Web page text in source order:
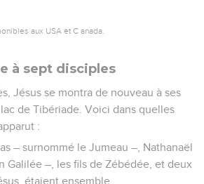
aux USA et C anada.
à sept disciples
Jésus se montra de nouveau à ses
de Tibériade. Voici dans quelles
:
– surnommé le Jumeau –, Nathanaël
Galilée –, les fils de Zébédée, et deux
étaient ensemble.